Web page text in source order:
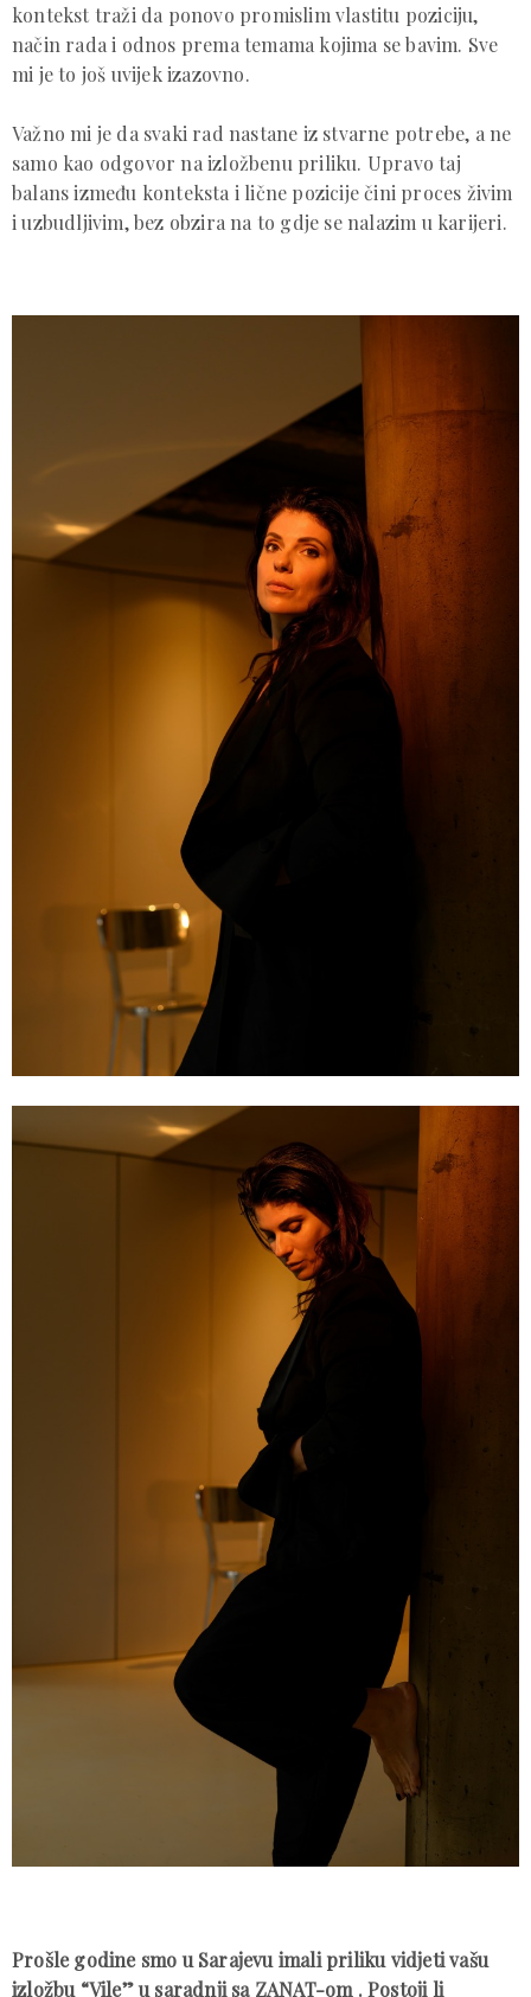
kontekst traži da ponovo promislim vlastitu poziciju,
način rada i odnos prema temama kojima se bavim. Sve
mi je to još uvijek izazovno.
Važno mi je da svaki rad nastane iz stvarne potrebe, a ne
samo kao odgovor na izložbenu priliku. Upravo taj
balans između konteksta i lične pozicije čini proces živim
i uzbudljivim, bez obzira na to gdje se nalazim u karijeri.
Prošle godine smo u Sarajevu imali priliku vidjeti vašu
izložbu “Vile” u saradnji sa ZANAT-om . Postoji li